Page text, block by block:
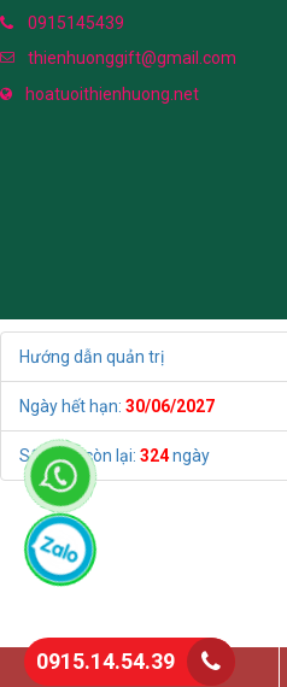
0915145439
thienhuonggift@gmail.com
hoatuoithienhuong.net
Hướng dẫn quản trị
Ngày hết hạn: 30/06/2027
Số ngày còn lại: 324ngày
0915145439
0915.14.54.39